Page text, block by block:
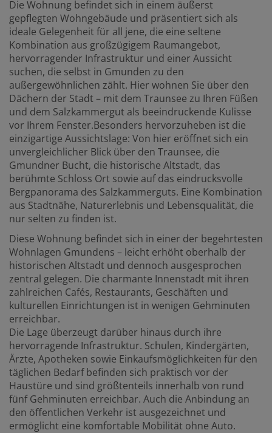
Die Wohnung befindet sich in einem äußerst
gepflegten Wohngebäude und präsentiert sich als
ideale Gelegenheit für all jene, die eine seltene
Kombination aus großzügigem Raumangebot,
hervorragender Infrastruktur und einer Aussicht
suchen, die selbst in Gmunden zu den
außergewöhnlichen zählt. Hier wohnen Sie über den
Dächern der Stadt – mit dem Traunsee zu Ihren Füßen
und dem Salzkammergut als beeindruckende Kulisse
vor Ihrem Fenster.Besonders hervorzuheben ist die
einzigartige Aussichtslage: Von hier eröffnet sich ein
unvergleichlicher Blick über den Traunsee, die
Gmundner Bucht, die historische Altstadt, das
berühmte Schloss Ort sowie auf das eindrucksvolle
Bergpanorama des Salzkammerguts. Eine Kombination
aus Stadtnähe, Naturerlebnis und Lebensqualität, die
nur selten zu finden ist.
Diese Wohnung befindet sich in einer der begehrtesten
Wohnlagen Gmundens – leicht erhöht oberhalb der
historischen Altstadt und dennoch ausgesprochen
zentral gelegen. Die charmante Innenstadt mit ihren
zahlreichen Cafés, Restaurants, Geschäften und
kulturellen Einrichtungen ist in wenigen Gehminuten
erreichbar.
Die Lage überzeugt darüber hinaus durch ihre
hervorragende Infrastruktur. Schulen, Kindergärten,
Ärzte, Apotheken sowie Einkaufsmöglichkeiten für den
täglichen Bedarf befinden sich praktisch vor der
Haustüre und sind größtenteils innerhalb von rund
fünf Gehminuten erreichbar. Auch die Anbindung an
den öffentlichen Verkehr ist ausgezeichnet und
ermöglicht eine komfortable Mobilität ohne Auto.